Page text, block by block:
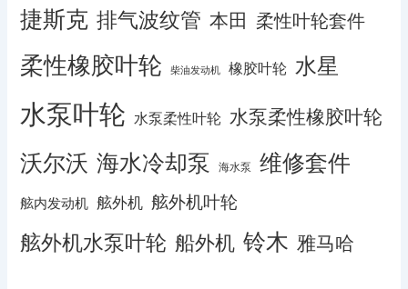
捷斯克 排气波纹管 本田 柔性叶轮套件
柔性橡胶叶轮 柴油发动机 橡胶叶轮 水星
水泵叶轮 水泵柔性叶轮 水泵柔性橡胶叶轮
沃尔沃 海水冷却泵 海水泵 维修套件
舷内发动机 舷外机 舷外机叶轮
舷外机水泵叶轮 船外机 铃木 雅马哈